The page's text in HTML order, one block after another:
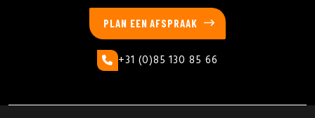
PLAN EEN AFSPRAAK
+31 (0)85 130 85 66